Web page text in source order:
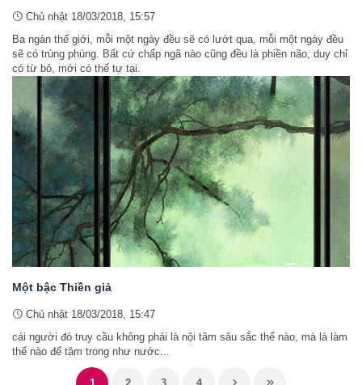
Chủ nhật 18/03/2018, 15:57
Ba ngàn thế giới, mỗi một ngày đều sẽ có lướt qua, mỗi một ngày đều
sẽ có trùng phùng. Bất cứ chấp ngã nào cũng đều là phiền não, duy chỉ
có từ bỏ, mới có thể tự tại.
Một bậc Thiền giả
Chủ nhật 18/03/2018, 15:47
cái người đó truy cầu không phải là nội tâm sâu sắc thế nào, mà là làm
thế nào để tâm trong như nước...